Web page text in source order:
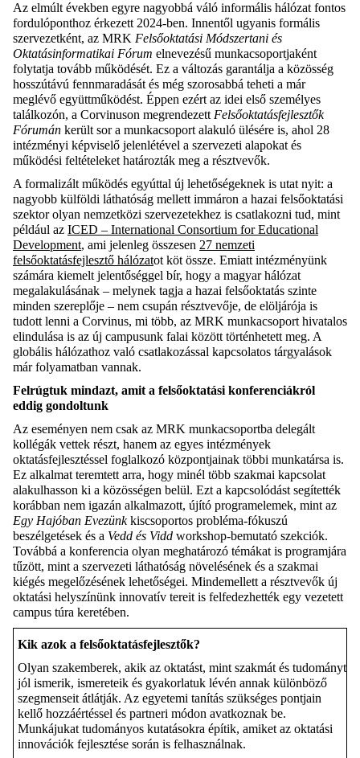
Az elmúlt években egyre nagyobbá váló informális hálózat fontos
fordulóponthoz érkezett 2024-ben. Innentől ugyanis formális
szervezetként, az MRK Felsőoktatási Módszertani és
Oktatásinformatikai Fórum elnevezésű munkacsoportjaként
folytatja tovább működését. Ez a változás garantálja a közösség
hosszútávú fennmaradását és még szorosabbá teheti a már
meglévő együttműködést. Éppen ezért az idei első személyes
találkozón, a Corvinuson megrendezett Felsőoktatásfejlesztők
Fórumán került sor a munkacsoport alakuló ülésére is, ahol 28
intézményi képviselő jelenlétével a szervezeti alapokat és
működési feltételeket határozták meg a résztvevők.
A formalizált működés egyúttal új lehetőségeknek is utat nyit: a
nagyobb külföldi láthatóság mellett immáron a hazai felsőoktatási
szektor olyan nemzetközi szervezetekhez is csatlakozni tud, mint
például az ICED – International Consortium for Educational
Development, ami jelenleg összesen 27 nemzeti
felsőoktatásfejlesztő hálózatot köt össze. Emiatt intézményünk
számára kiemelt jelentőséggel bír, hogy a magyar hálózat
megalakulásának – melynek tagja a hazai felsőoktatás szinte
minden szereplője – nem csupán résztvevője, de elöljárója is
tudott lenni a Corvinus, mi több, az MRK munkacsoport hivatalos
elindulása is az új campusunk falai között történhetett meg. A
globális hálózathoz való csatlakozással kapcsolatos tárgyalások
már folyamatban vannak.
Felrúgtuk mindazt, amit a felsőoktatási konferenciákról
eddig gondoltunk
Az eseményen nem csak az MRK munkacsoportba delegált
kollégák vettek részt, hanem az egyes intézmények
oktatásfejlesztéssel foglalkozó központjainak többi munkatársa is.
Ez alkalmat teremtett arra, hogy minél több szakmai kapcsolat
alakulhasson ki a közösségen belül. Ezt a kapcsolódást segítették
korábban nem igazán alkalmazott, újító programelemek, mint az
Egy Hajóban Evezünkkiscsoportos probléma-fókuszú
beszélgetések és a Vedd és Vidd workshop-bemutató szekciók.
Továbbá a konferencia olyan meghatározó témákat is programjára
tűzött, mint a szervezeti láthatóság növelésének és a szakmai
kiégés megelőzésének lehetőségei. Mindemellett a résztvevők új
oktatási helyszínünk innovatív tereit is felfedezhették egy vezetett
campus túra keretében.
Kik azok a felsőoktatásfejlesztők?
Olyan szakemberek, akik az oktatást, mint szakmát és tudományt
jól ismerik, ismereteik és gyakorlatuk lévén annak különböző
szegmenseit átlátják. Az egyetemi tanítás szükséges pontjain
kellő hozzáértéssel és partneri módon avatkoznak be.
Munkájukat tudományos kutatásokra építik, amiket az oktatási
innovációk fejlesztése során is felhasználnak.